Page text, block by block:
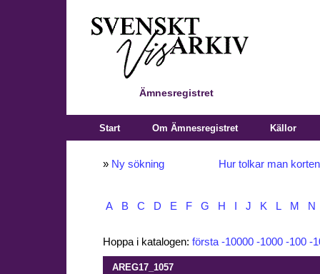
Ämnesregistret
Start Om Ämnesregistret Källor
» Ny sökning Hur tolkar man
A B C D E F G H J K L M N
Hoppa i katalogen: första -10000 -1000 -100 -
AREG17_1057